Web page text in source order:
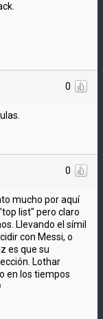
0
0
mucho por aquí
list" pero claro
Llevando el símil
con Messi, o
es que su
Lothar
en los tiempos